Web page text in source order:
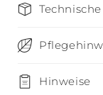
Hinweise